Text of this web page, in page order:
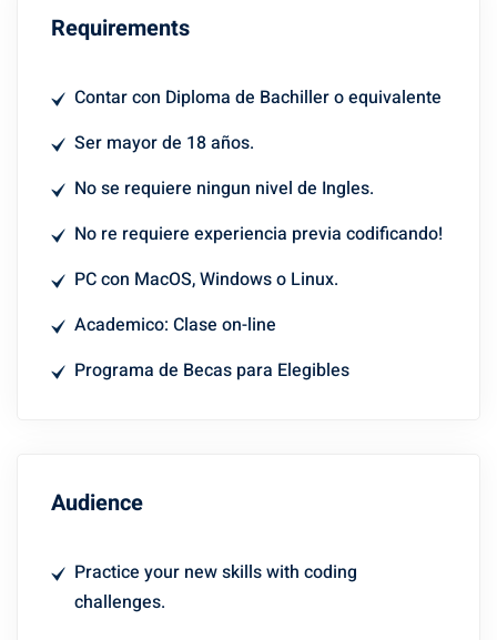
Requirements
Contar con Diploma de Bachiller o equivalente
Ser mayor de 18 años.
No se requiere ningun nivel de Ingles.
No re requiere experiencia previa codificando!
PC con MacOS, Windows o Linux.
Academico: Clase on-line
Programa de Becas para Elegibles
Audience
Practice your new skills with coding
challenges.